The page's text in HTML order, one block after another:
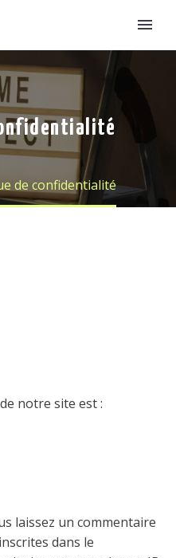
de confidentialité
notre site est :
laissez un commentaire
dans le